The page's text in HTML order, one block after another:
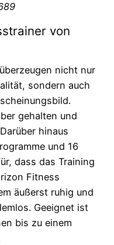
von
nicht nur
sondern auch
gehalten und
hinaus
und 16
dass das Training
Fitness
äußerst ruhig und
Geeignet ist
bis zu einem